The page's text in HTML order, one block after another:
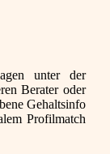
unter der
Berater oder
Gehaltsinfo
Profilmatch